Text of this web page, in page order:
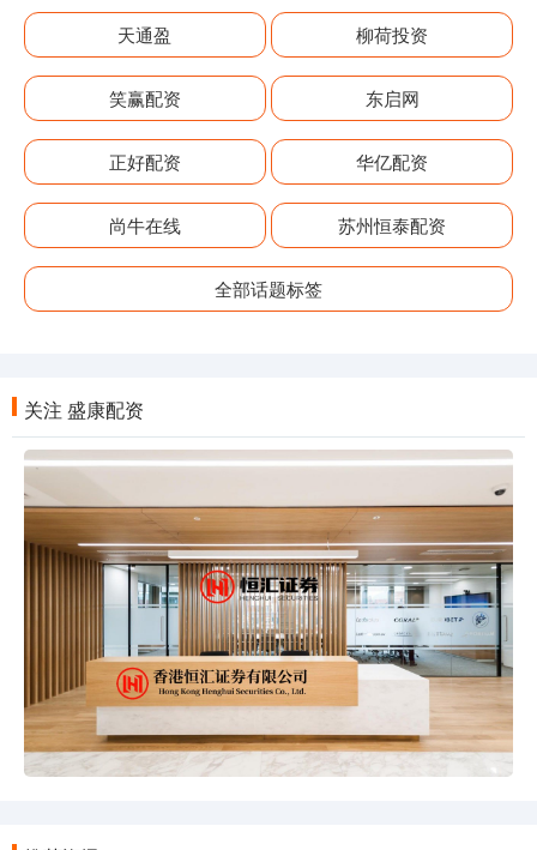
天通盈 柳荷投资
笑赢配资 东启网
正好配资 华亿配资
尚牛在线 苏州恒泰配资
全部话题标签
关注 盛康配资